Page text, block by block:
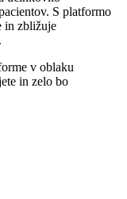
S platformo
in zbližuje
v oblaku
in zelo bo